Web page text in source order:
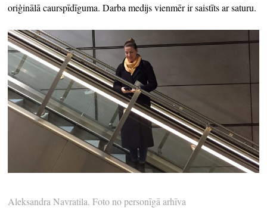
oriģinālā caurspīdīguma. Darba medijs vienmēr ir saistīts ar saturu.
Aleksandra Navratila. Foto no personīgā arhīva